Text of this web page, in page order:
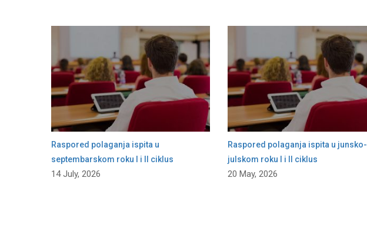
Raspored polaganja ispita u
septembarskom roku I i II ciklus
14 July, 2026
Raspored polaganja ispita u junsko-
julskom roku I i II ciklus
20 May, 2026